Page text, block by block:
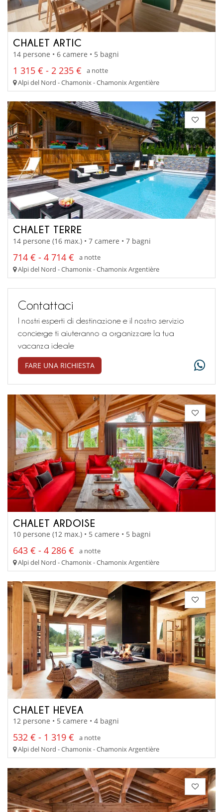
CHALET ARTIC
14 persone • 6 camere • 5 bagni
1 315 € - 2 235 €
a notte
Alpi del Nord - Chamonix - Chamonix Argentière
CHALET TERRE
14 persone (16 max.) • 7 camere • 7 bagni
714 € - 4 714 €
a notte
Alpi del Nord - Chamonix - Chamonix Argentière
Contattaci
I nostri esperti di destinazione e il nostro servizio
concierge ti aiuteranno a organizzare la tua
vacanza ideale
FARE UNA RICHIESTA
CHALET ARDOISE
10 persone (12 max.) • 5 camere • 5 bagni
643 € - 4 286 €
a notte
Alpi del Nord - Chamonix - Chamonix Argentière
CHALET HEVEA
12 persone • 5 camere • 4 bagni
532 € - 1 319 €
a notte
Alpi del Nord - Chamonix - Chamonix Argentière